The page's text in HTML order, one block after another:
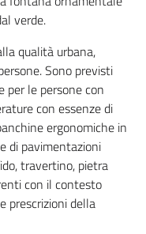
verde.
qualità urbana,
Sono previsti
per le persone con
con essenze di
ergonomiche in
di pavimentazioni
travertino, pietra
con il contesto
prescrizioni della